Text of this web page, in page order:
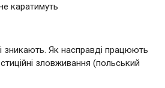
каратимуть
зникають. Як насправді працюють
зловживання (польський